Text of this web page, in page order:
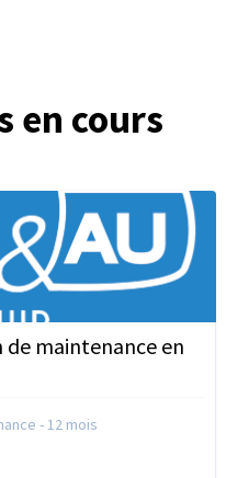
en cours
maintenance en
- 12 mois